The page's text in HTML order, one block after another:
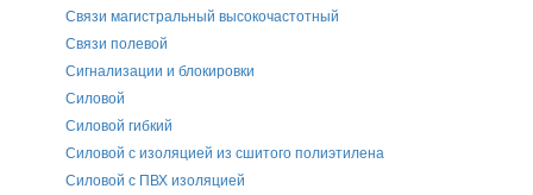
Связи магистральный высокочастотный
Связи полевой
Сигнализации и блокировки
Силовой
Силовой гибкий
Силовой с изоляцией из сшитого полиэтилена
Силовой с ПВХ изоляцией